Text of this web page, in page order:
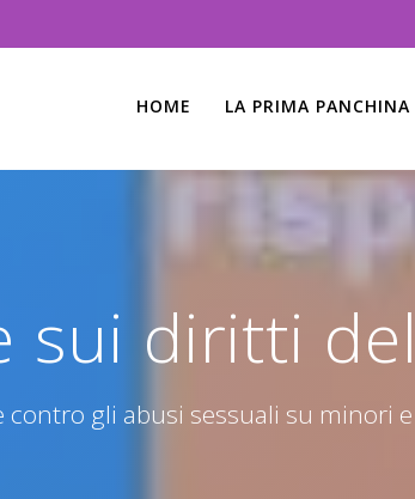
HOME LA PRIMA PANCHINA
sui diritti
contro gli abusi sessuali su minori